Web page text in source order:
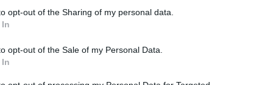
opt-out of the Sharing of my personal data.
opt-out of the Sale of my Personal Data.
Techmaniacs Originals
Reviews
Unboxing.